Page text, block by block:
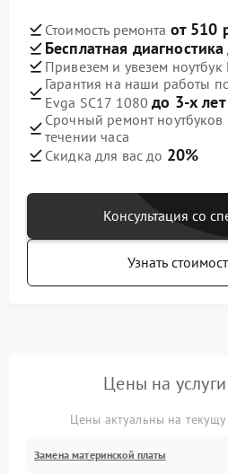
Стоимость ремонта от 510
Бесплатная диагностика
Привезем и увезем
Гарантия на наши работы
Evga SC17 1080до 3-х лет
Срочный ремонт ноутбуков
течении часа
Скидка для вас до 20%
Консультация со
Узнать
Цены на
Цены актуальны на
Замена материнской платы